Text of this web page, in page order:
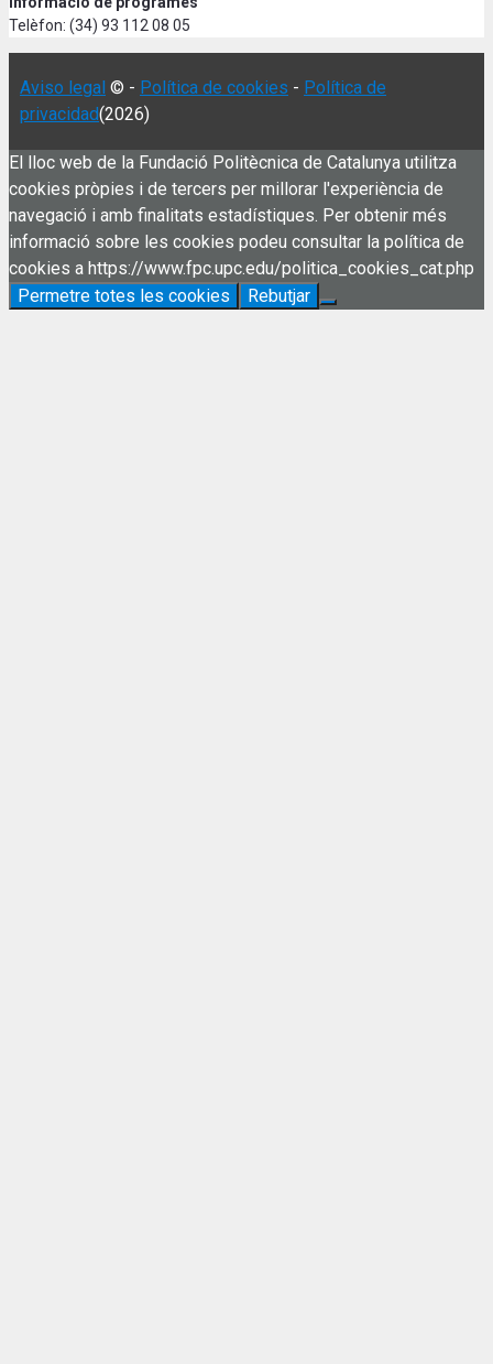
Telèfon: (34) 93 112 08 05
Aviso legal © - Política de cookies - Política de
privacidad(2026)
El lloc web de la Fundació Politècnica de Catalunya utilitza
cookies pròpies i de tercers per millorar l'experiència de
navegació i amb finalitats estadístiques. Per obtenir més
informació sobre les cookies podeu consultar la política de
cookies a https://www.fpc.upc.edu/politica_cookies_cat.php
Permetre totes les cookies
Rebutjar